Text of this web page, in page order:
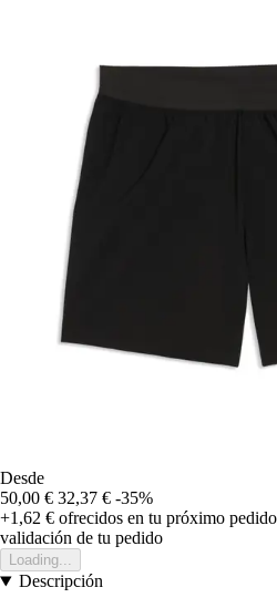
Desde
50,00 € 32,37 € -35%
+1,62 € ofrecidos en tu próximo pedido
validación de tu pedido
Loading...
Descripción